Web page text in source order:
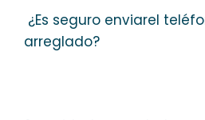
¿Es seguro enviarel
arreglado?